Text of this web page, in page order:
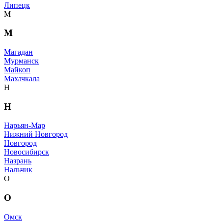
Липецк
М
М
Магадан
Мурманск
Майкоп
Махачкала
Н
Н
Нарьян-Мар
Нижний Новгород
Новгород
Новосибирск
Назрань
Нальчик
О
О
Омск